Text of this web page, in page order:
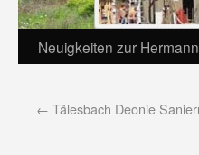
Neuigkeiten zur
← Tälesbach Deonie